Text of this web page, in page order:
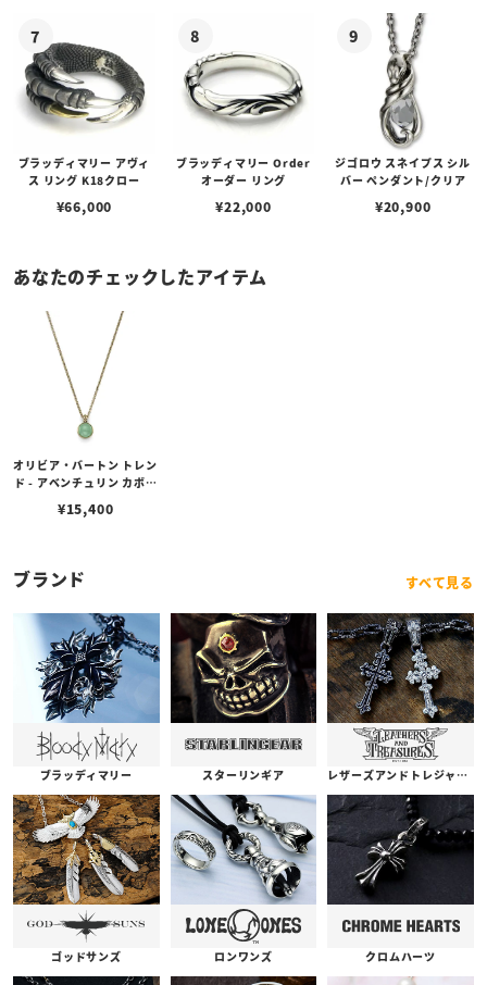
ブラッディマリー アヴィ
ス リング K18クロー
¥66,000
ブラッディマリー Order
オーダー リング
¥22,000
ジゴロウ スネイプス シル
バー ペンダント/クリア
¥20,900
あなたのチェックしたアイテム
オリビア・バートン トレン
ド - アベンチュリン カボシ
ーン ネックレス
¥15,400
ブランド すべて見る
ブラッディマリー スターリンギア レザーズアンドトレジャーズ
ゴッドサンズ ロンワンズ クロムハーツ